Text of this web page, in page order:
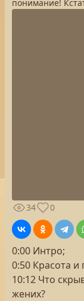
понимание!
34
0
0:00 Интро;
0:50 Красота и
10:12 Что
жених?